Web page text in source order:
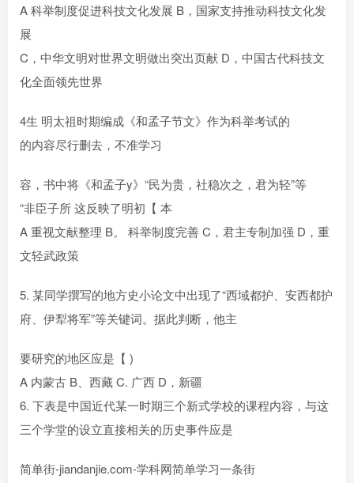
A 科举制度促进科技文化发展 B，国家支持推动科技文化发
展
C，中华文明对世界文明做出突出页献 D，中国古代科技文
化全面领先世界
4生 明太祖时期编成《和孟子节文》作为科举考试的
的内容尽行删去，不准学习
容，书中将《和孟子y》“民为贵，社稳次之，君为轻”等
“非臣子所 这反映了明初【 本
A 重视文献整理 B。 科举制度完善 C，君主专制加强 D，重
文轻武政策
5. 某同学撰写的地方史小论文中出现了“西域都护、安西都护
府、伊犁将军”等关键词。据此判断，他主
要研究的地区应是【 )
A 内蒙古 B、西藏 C. 广西 D，新疆
6. 下表是中国近代某一时期三个新式学校的课程内容，与这
三个学堂的设立直接相关的历史事件应是
简单街-jiandanjie.com-学科网简单学习一条街